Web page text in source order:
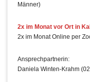
Männer)
2x im Monat vor Ort in
2x im Monat Online per
Ansprechpartnerin:
Daniela Winten-Krahm